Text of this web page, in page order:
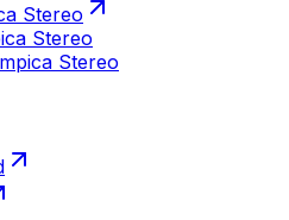
Stereo
Stereo
Stereo